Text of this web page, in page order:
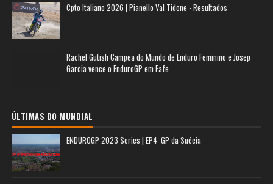
Cpto Italiano 2026 | Pianello Val Tidone - Resultados
Rachel Gutish Campeã do Mundo de Enduro Feminino e Josep
Garcia vence o EnduroGP em Fafe
ÚLTIMAS DO MUNDIAL
ENDUROGP 2023 Series | EP4: GP da Suécia